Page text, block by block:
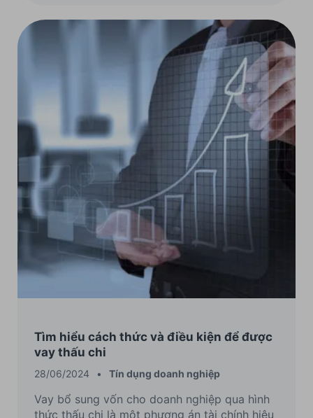
Tìm hiểu cách thức và điều kiện để được
vay thấu chi
28/06/2024 • Tín dụng doanh nghiệp
Vay bổ sung vốn cho doanh nghiệp qua hình
thức thấu chi là một phương án tài chính hiệu